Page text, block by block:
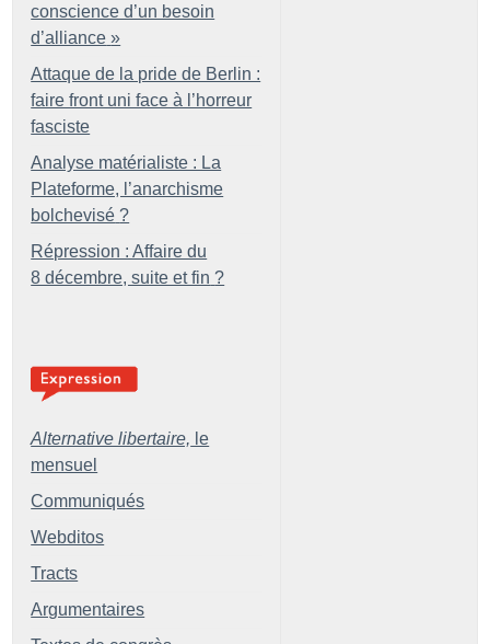
conscience d’un besoin
d’alliance »
Attaque de la pride de Berlin :
faire front uni face à l’horreur
fasciste
Analyse matérialiste : La
Plateforme, l’anarchisme
bolchevisé ?
Répression : Affaire du
8 décembre, suite et fin ?
Alternative libertaire, le
mensuel
Communiqués
Webditos
Tracts
Argumentaires